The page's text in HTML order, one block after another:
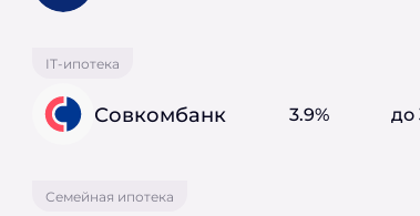
IT-ипотека
Совкомбанк 3.9% до
Семейная ипотека